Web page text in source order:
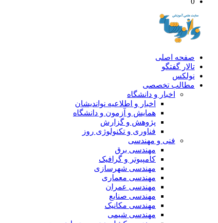
صفحه اصلی
تالار گفتگو
نولکس
مطالب تخصصی
اخبار و دانشگاه
اخبار و اطلاعیه نواندیشان
همایش و آزمون و دانشگاه
پژوهش و گزارش
فناوری و تکنولوژی روز
فنی و مهندسی
مهندسی برق
کامپیوتر و گرافیک
مهندسی شهرسازی
مهندسی معماری
مهندسی عمران
مهندسی صنایع
مهندسی مکانیک
مهندسی شیمی